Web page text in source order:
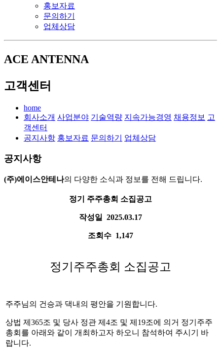
홍보자료
문의하기
업체상담
ACE ANTENNA
고객센터
home
회사소개 사업분야 기술역량 지속가능경영 채용정보 고
객센터
공지사항 홍보자료 문의하기 업체상담
공지사항
(주)에이스안테나의 다양한 소식과 정보를 전해 드립니다.
정기 주주총회 소집공고
작성일 2025.03.17
조회수 1,147
정기주주총회 소집공고
주주님의 건승과 댁내의 평안을 기원합니다.
상법 제 365조 및 당사 정관 제 4조 및 제 19조에 의거 정기주주
총회를 아래와 같이 개최하고자 하오니 참석하여 주시기 바
랍니다.